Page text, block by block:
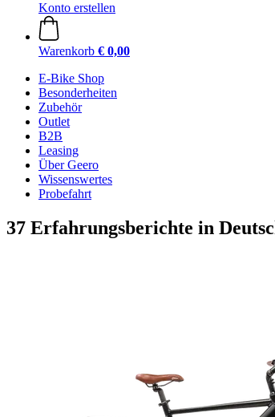
Konto erstellen
Warenkorb € 0,00
E-Bike Shop
Besonderheiten
Zubehör
Outlet
B2B
Leasing
Über Geero
Wissenswertes
Probefahrt
37 Erfahrungsberichte in